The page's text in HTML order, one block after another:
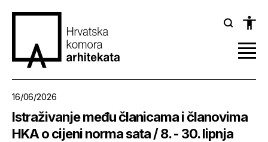
16/06/2026
Istraživanje među članicama i članovima
HKA o cijeni norma sata / 8. - 30. lipnja